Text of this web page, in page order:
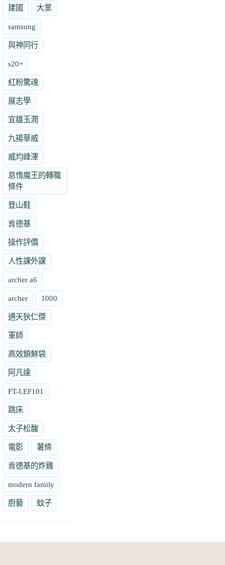
建國 大業
samsung
與神同行
s20+
紅粉驚魂
展志學
宜雄玉潤
九揚華威
威均峰澤
怠惰魔王的轉職
條件
登山鞋
肯德基
操作評價
人性課外課
archer a6
archer 1000
通天狄仁傑
軍師
高效鎖鮮袋
阿凡達
FT-LEF101
跳床
太子松馥
電影 薯條
肯德基的炸雞
modern family
廚藝 蚊子